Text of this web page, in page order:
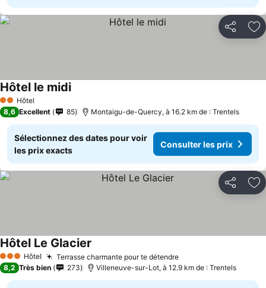
Partager
2 Étoiles
Hôtel
Hôtel le midi
8,6 Excellent 85 Montaigu-de-Quercy, à 16.2 km de : Trentels
Sélectionnez des dates pour voir
les prix exacts
Consulter les prix
Partager
3 ÉtoilesHôtel Terrasse charmante pour te détendre
Hôtel Le Glacier
8,2 Très bien 273 Villeneuve-sur-Lot, à 12.9 km de : Trentels